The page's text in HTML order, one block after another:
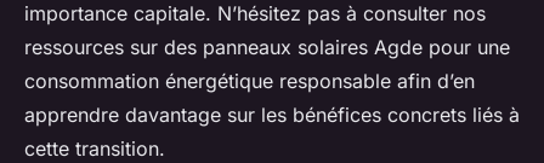
importance capitale. N’hésitez pas à consulter nos
ressources sur des panneaux solaires Agde pour une
consommation énergétique responsable afin d’en
apprendre davantage sur les bénéfices concrets liés à
cette transition.